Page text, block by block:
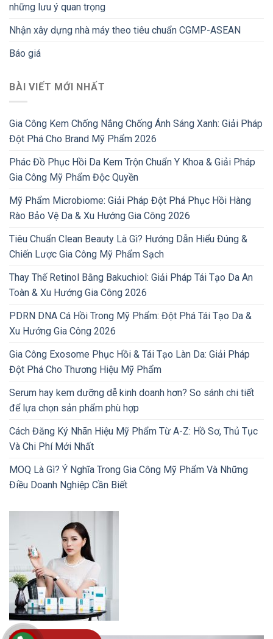
những lưu ý quan trọng
Nhận xây dựng nhà máy theo tiêu chuẩn CGMP-ASEAN
Báo giá
BÀI VIẾT MỚI NHẤT
Gia Công Kem Chống Nắng Chống Ánh Sáng Xanh: Giải Pháp
Đột Phá Cho Brand Mỹ Phẩm 2026
Phác Đồ Phục Hồi Da Kem Trộn Chuẩn Y Khoa & Giải Pháp
Gia Công Mỹ Phẩm Độc Quyền
Mỹ Phẩm Microbiome: Giải Pháp Đột Phá Phục Hồi Hàng
Rào Bảo Vệ Da & Xu Hướng Gia Công 2026
Tiêu Chuẩn Clean Beauty Là Gì? Hướng Dẫn Hiểu Đúng &
Chiến Lược Gia Công Mỹ Phẩm Sạch
Thay Thế Retinol Bằng Bakuchiol: Giải Pháp Tái Tạo Da An
Toàn & Xu Hướng Gia Công 2026
PDRN DNA Cá Hồi Trong Mỹ Phẩm: Đột Phá Tái Tạo Da &
Xu Hướng Gia Công 2026
Gia Công Exosome Phục Hồi & Tái Tạo Làn Da: Giải Pháp
Đột Phá Cho Thương Hiệu Mỹ Phẩm
Serum hay kem dưỡng dễ kinh doanh hơn? So sánh chi tiết
để lựa chọn sản phẩm phù hợp
Cách Đăng Ký Nhãn Hiệu Mỹ Phẩm Từ A-Z: Hồ Sơ, Thủ Tục
Và Chi Phí Mới Nhất
MOQ Là Gì? Ý Nghĩa Trong Gia Công Mỹ Phẩm Và Những
Điều Doanh Nghiệp Cần Biết